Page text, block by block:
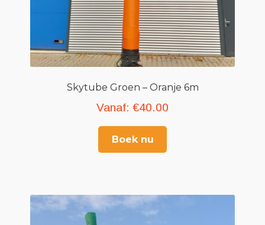
Skytube Groen – Oranje 6m
Vanaf: €40.00
Boek nu